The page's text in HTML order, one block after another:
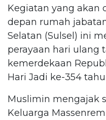
Kegiatan yang akan
depan rumah
Selatan (Sulsel) ini
perayaan hari ulang
kemerdekaan
Hari Jadi ke-354
Muslimin mengajak
Keluarga